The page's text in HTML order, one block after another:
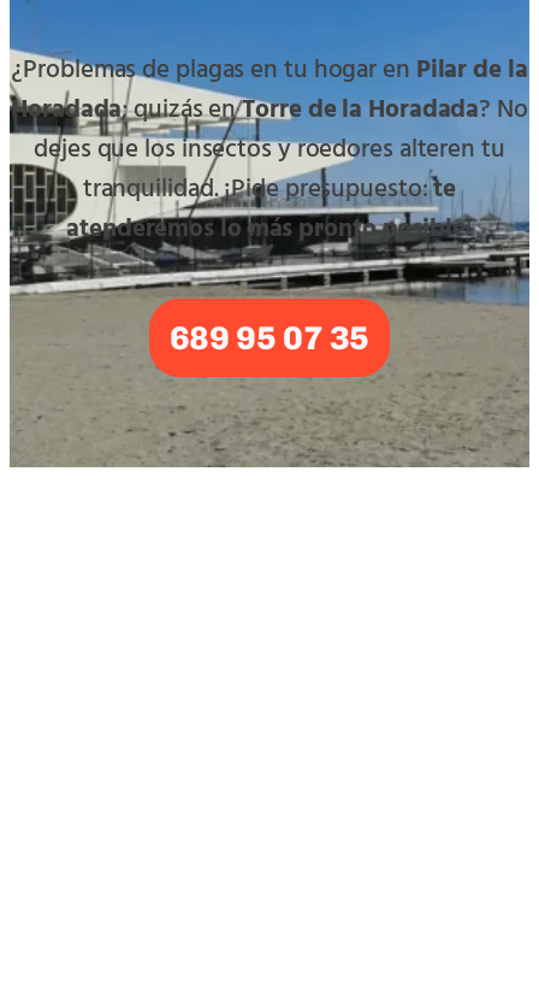
¿Problemas de plagas en tu hogar en Pilar de la
Horadada; quizás enTorre de la Horadada? No
dejes que los insectos y roedores alteren tu
tranquilidad. ¡Pide presupuesto:te
atenderemos lo más pronto posible!
689 95 07 35